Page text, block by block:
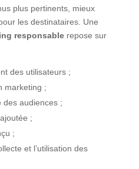
plus pertinents, mieux
les destinataires. Une
responsablerepose sur
des utilisateurs ;
marketing ;
des audiences ;
;
;
et l’utilisation des